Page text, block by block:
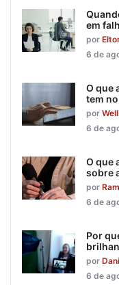
em
por
6 de
O que
tem
por
6 de
O que
sobre
por
6 de
Por
por
6 de